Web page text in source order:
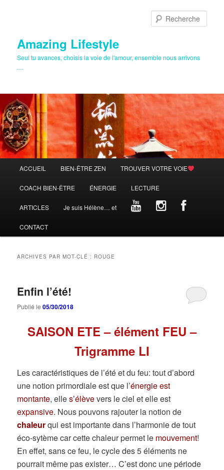
Amazing Lifestyle
Seul tu avances, choisis la voie de l'amour, ensemble nous arrivons
…
principal
ACCUEIL BIEN-ÊTRE ZEN TROUVER VOTRE VOIE
COACH BIEN-ÊTRE ÉNERGIE LECTURE
ARTICLES Je suis Hélène… et
CONTACT
ARCHIVES PAR MOT-CLÉ : ROUGE
Enfin l’été!
Publié le05/30/2018
SAISON ETE – élément FEU –
Trigramme LI
Les caractéristiques de l’été et du feu: tout d’abord
une notion primordiale est que l’énergie est
montante, elles’élèvevers le ciel et elle est
expansive. Nous pouvons rajouter la notion de
chaleurqui est importante dans l’harmonie de tout
éco-sytème car cette chaleur permet le mouvement!
En effet, sans ce feu, le cycle des 5 éléments ne
pourrait même pas exister… C’est donc une période